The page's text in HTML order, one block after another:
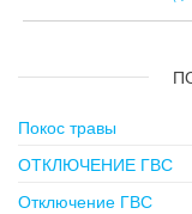
по
Покос травы
ОТКЛЮЧЕНИЕ ГВС
Отключение ГВС